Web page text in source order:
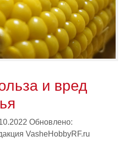
и вред
Обновлено:
VasheHobbyRF.ru